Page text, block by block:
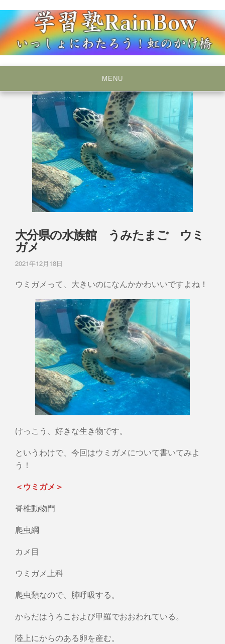
to
content
学習塾RainBow
MENU
大分県の水族館 うみたまご ウミ
ガメ
2021年12月18日
ウミガメって、大きいのになんかかわいいですよね！
けっこう、好きな生き物です。
というわけで、今回はウミガメについて書いてみよ
う！
＜ウミガメ＞
脊椎動物門
爬虫綱
カメ目
ウミガメ上科
爬虫類なので、肺呼吸する。
からだはうろこおよび甲羅でおおわれている。
陸上にからのある卵を産む。